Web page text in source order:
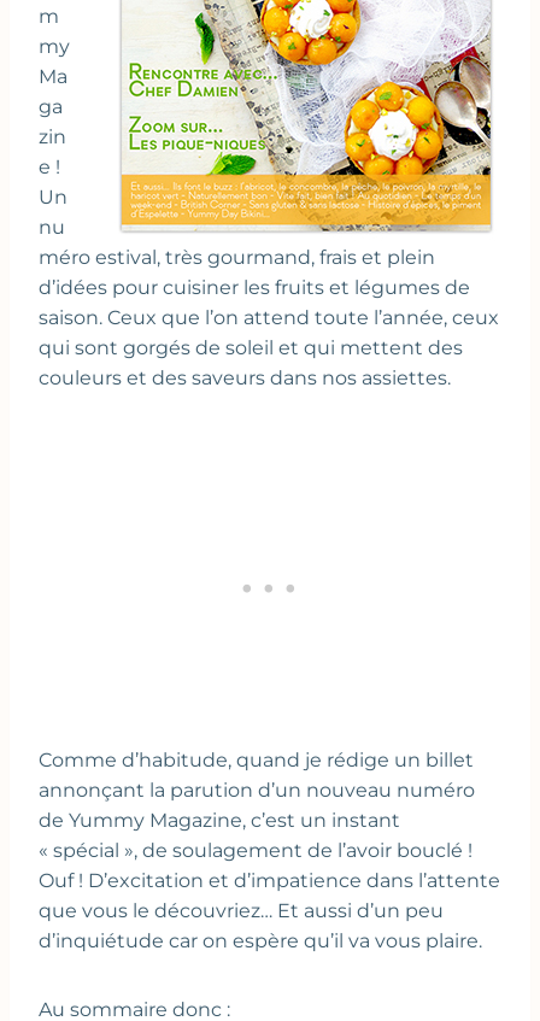
m
my
Ma
ga
zin
e !
Un
nu
méro estival, très gourmand, frais et plein
d’idées pour cuisiner les fruits et légumes de
saison. Ceux que l’on attend toute l’année, ceux
qui sont gorgés de soleil et qui mettent des
couleurs et des saveurs dans nos assiettes.
Comme d’habitude, quand je rédige un billet
annonçant la parution d’un nouveau numéro
de Yummy Magazine, c’est un instant
« spécial », de soulagement de l’avoir bouclé !
Ouf ! D’excitation et d’impatience dans l’attente
que vous le découvriez… Et aussi d’un peu
d’inquiétude car on espère qu’il va vous plaire.
Au sommaire donc :